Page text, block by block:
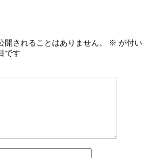
開されることはありません。 ※ が付い
です